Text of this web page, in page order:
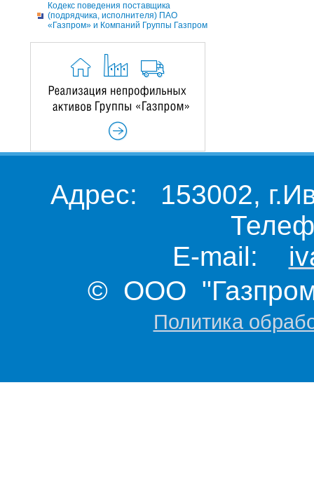
Кодекс поведения поставщика
(подрядчика, исполнителя) ПАО
«Газпром» и Компаний Группы Газпром
Адрес: 153002,
E-mail:
© ООО "Газпром
Политика